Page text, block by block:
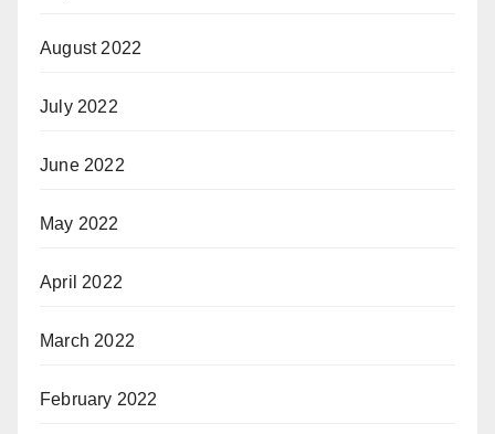
August 2022
July 2022
June 2022
May 2022
April 2022
March 2022
February 2022